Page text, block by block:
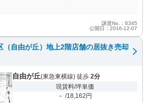
譲渡No.：6345
公開日：2016-12-07
（自由が丘）地上2階店舗の居抜き売却
自由が丘(東急東横線) 徒歩 2分
現賃料/坪単価
－ /18,162円